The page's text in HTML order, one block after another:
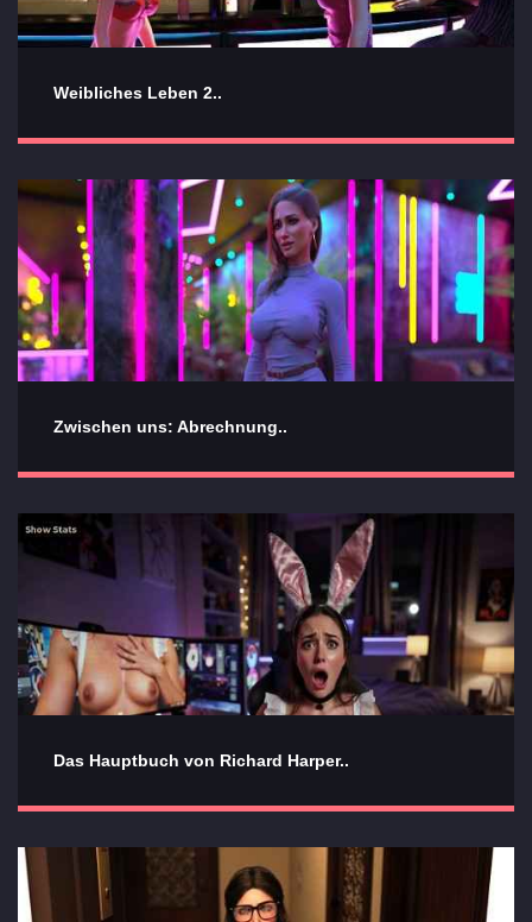
Weibliches Leben 2..
Zwischen uns: Abrechnung..
Das Hauptbuch von Richard Harper..